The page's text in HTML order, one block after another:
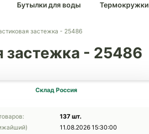
Бутылки для воды Термокружки
застежка - 25486
застежка - 25486
Склад Россия
137 шт.
11.08.2026 15:30:00